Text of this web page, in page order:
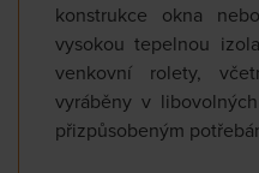
konstrukce okna
vysokou tepelnou
venkovní rolety,
vyráběny v
přizpůsobeným